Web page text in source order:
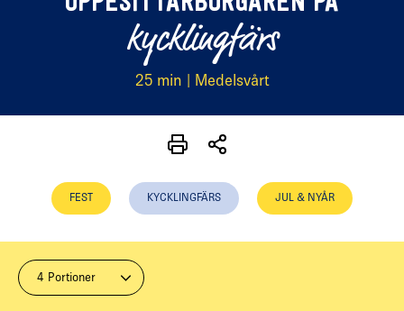
kycklingfärs
25 min | Medelsvårt
FEST KYCKLINGFÄRS JUL & NYÅR
4 Portioner